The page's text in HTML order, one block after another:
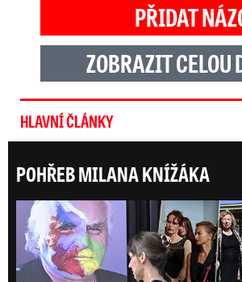
PŘIDAT
ZOBRAZIT
HLAVNÍ ČLÁNKY
POHŘEB MILANA KNÍŽÁKA